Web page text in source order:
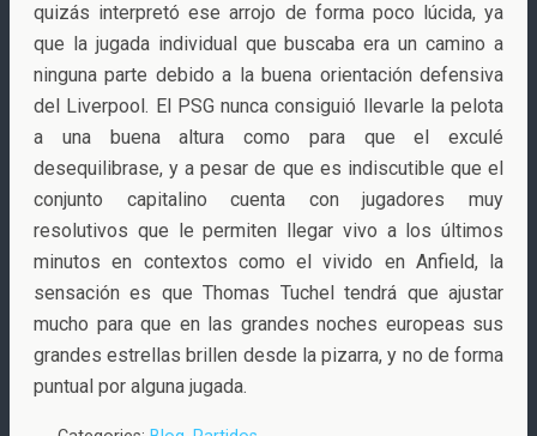
quizás interpretó ese arrojo de forma poco lúcida, ya
que la jugada individual que buscaba era un camino a
ninguna parte debido a la buena orientación defensiva
del Liverpool. El PSG nunca consiguió llevarle la pelota
a una buena altura como para que el exculé
desequilibrase, y a pesar de que es indiscutible que el
conjunto capitalino cuenta con jugadores muy
resolutivos que le permiten llegar vivo a los últimos
minutos en contextos como el vivido en Anfield, la
sensación es que Thomas Tuchel tendrá que ajustar
mucho para que en las grandes noches europeas sus
grandes estrellas brillen desde la pizarra, y no de forma
puntual por alguna jugada.